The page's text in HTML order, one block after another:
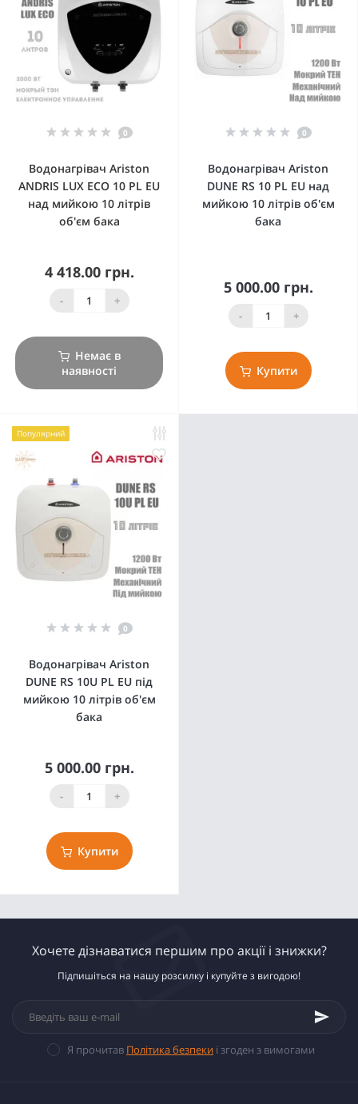
0
Водонагрівач Ariston
ANDRIS LUX ECO 10 PL EU
над мийкою 10 літрів
об'єм бака
4 418.00 грн.
- +
Немає в
наявності
0
Водонагрівач Ariston
DUNE RS 10 PL EU над
мийкою 10 літрів об'єм
бака
5 000.00 грн.
- +
Купити
Популярний
0
Водонагрівач Ariston
DUNE RS 10U PL EU під
мийкою 10 літрів об'єм
бака
5 000.00 грн.
- +
Купити
Хочете дізнаватися першим про акції і знижки?
Підпишіться на нашу розсилку і купуйте з вигодою!
Я прочитав Політика безпеки і згоден з вимогами